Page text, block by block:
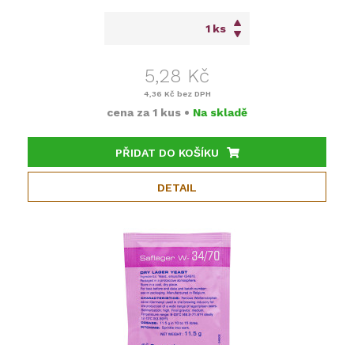
ks
5,28 Kč
4,36 Kč bez DPH
cena za 1 kus • Na skladě
PŘIDAT DO KOŠÍKU
DETAIL